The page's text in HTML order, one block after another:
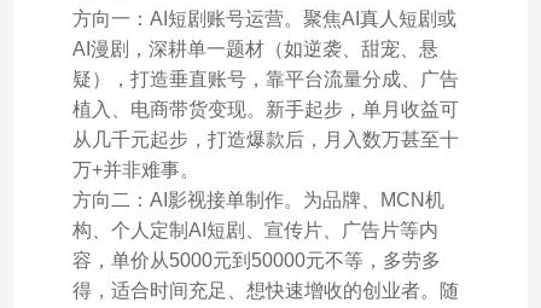
方向一：AI短剧账号运营。聚焦AI真人短剧或
AI漫剧，深耕单一题材（如逆袭、甜宠、悬
疑），打造垂直账号，靠平台流量分成、广告
植入、电商带货变现。新手起步，单月收益可
从几千元起步，打造爆款后，月入数万甚至十
万+并非难事。
方向二：AI影视接单制作。为品牌、MCN机
构、个人定制AI短剧、宣传片、广告片等内
容，单价从5000元到50000元不等，多劳多
得，适合时间充足、想快速增收的创业者。随